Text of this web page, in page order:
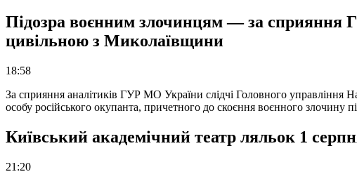
Підозра воєнним злочинцям — за сприяння
цивільною з Миколаївщини
18:58
За сприяння аналітиків ГУР МО України слідчі Головного управління
особу російського окупанта, причетного до скоєння воєнного злочину
Київський академічний театр ляльок 1
21:20